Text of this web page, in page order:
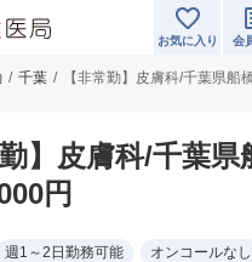
お気に入り 会
千葉 【非常勤】皮膚科/千葉県船
勤】皮膚科/千葉県
円
週1～2日勤務可能 オンコールなし